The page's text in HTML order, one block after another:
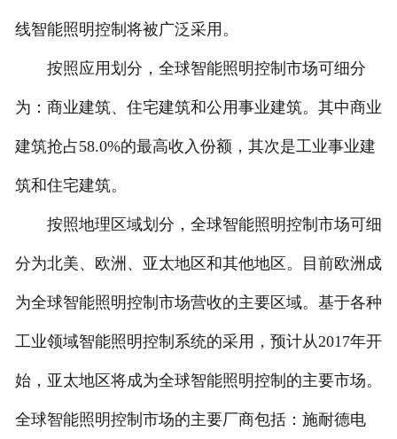
线智能照明控制将被广泛采用。
按照应用划分，全球智能照明控制市场可细分
为：商业建筑、住宅建筑和公用事业建筑。其中商业
建筑抢占58.0%的最高收入份额，其次是工业事业建
筑和住宅建筑。
按照地理区域划分，全球智能照明控制市场可细
分为北美、欧洲、亚太地区和其他地区。目前欧洲成
为全球智能照明控制市场营收的主要区域。基于各种
工业领域智能照明控制系统的采用，预计从2017年开
始，亚太地区将成为全球智能照明控制的主要市场。
全球智能照明控制市场的主要厂商包括：施耐德电